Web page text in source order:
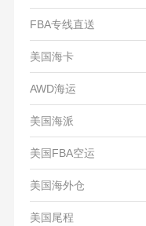
FBA专线直送
美国海卡
AWD海运
美国海派
美国FBA空运
美国海外仓
美国尾程